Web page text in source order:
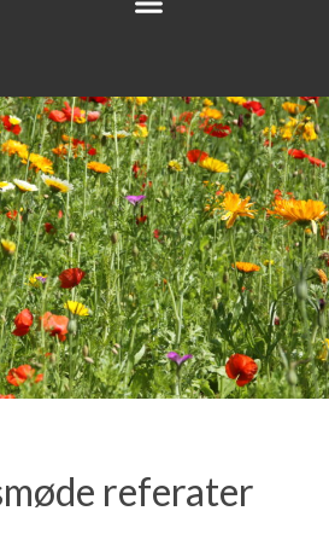
referater